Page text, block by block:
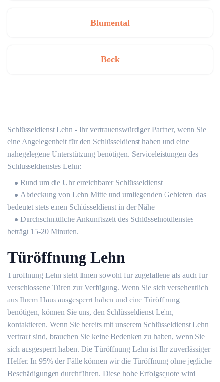
Blumental
Bock
Schlüsseldienst Lehn - Ihr vertrauenswürdiger Partner, wenn Sie
eine Angelegenheit für den Schlüsseldienst haben und eine
nahegelegene Unterstützung benötigen. Serviceleistungen des
Schlüsseldienstes Lehn:
Rund um die Uhr erreichbarer Schlüsseldienst
Abdeckung von Lehn Mitte und umliegenden Gebieten, das
bedeutet stets einen Schlüsseldienst in der Nähe
Durchschnittliche Ankunftszeit des Schlüsselnotdienstes
beträgt 15-20 Minuten.
Türöffnung Lehn
Türöffnung Lehn steht Ihnen sowohl für zugefallene als auch für
verschlossene Türen zur Verfügung. Wenn Sie sich versehentlich
aus Ihrem Haus ausgesperrt haben und eine Türöffnung
benötigen, können Sie uns, den Schlüsseldienst Lehn,
kontaktieren. Wenn Sie bereits mit unserem Schlüsseldienst Lehn
vertraut sind, brauchen Sie keine Bedenken zu haben, wenn Sie
sich ausgesperrt haben. Die Türöffnung Lehn ist Ihr zuverlässiger
Helfer. In 95% der Fälle können wir die Türöffnung ohne jegliche
Beschädigungen durchführen. Diese hohe Erfolgsquote wird